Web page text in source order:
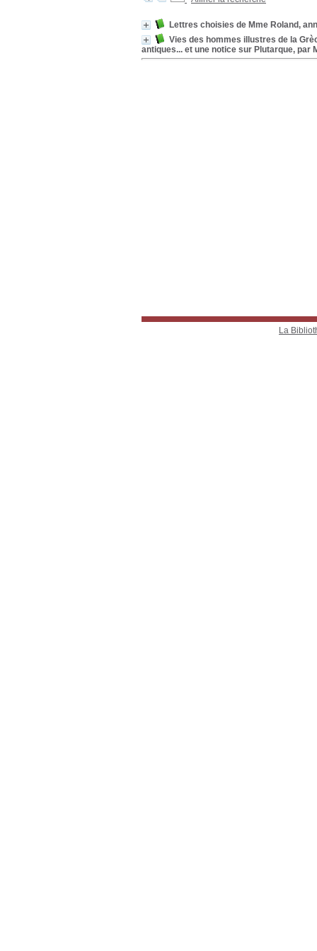
Lettres choisies de Mme Roland,
Vies des hommes illustres de la
antiques... et une notice sur Plutarque, par
La